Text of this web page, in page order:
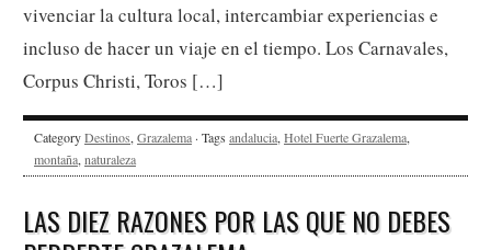
vivenciar la cultura local, intercambiar experiencias e
incluso de hacer un viaje en el tiempo. Los Carnavales,
Corpus Christi, Toros […]
CategoryDestinos, Grazalema · Tags andalucia, Hotel Fuerte Grazalema,
montaña, naturaleza
LAS DIEZ RAZONES POR LAS QUE NO DEBES